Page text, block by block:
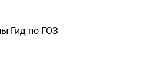
Гид по ГОЗ